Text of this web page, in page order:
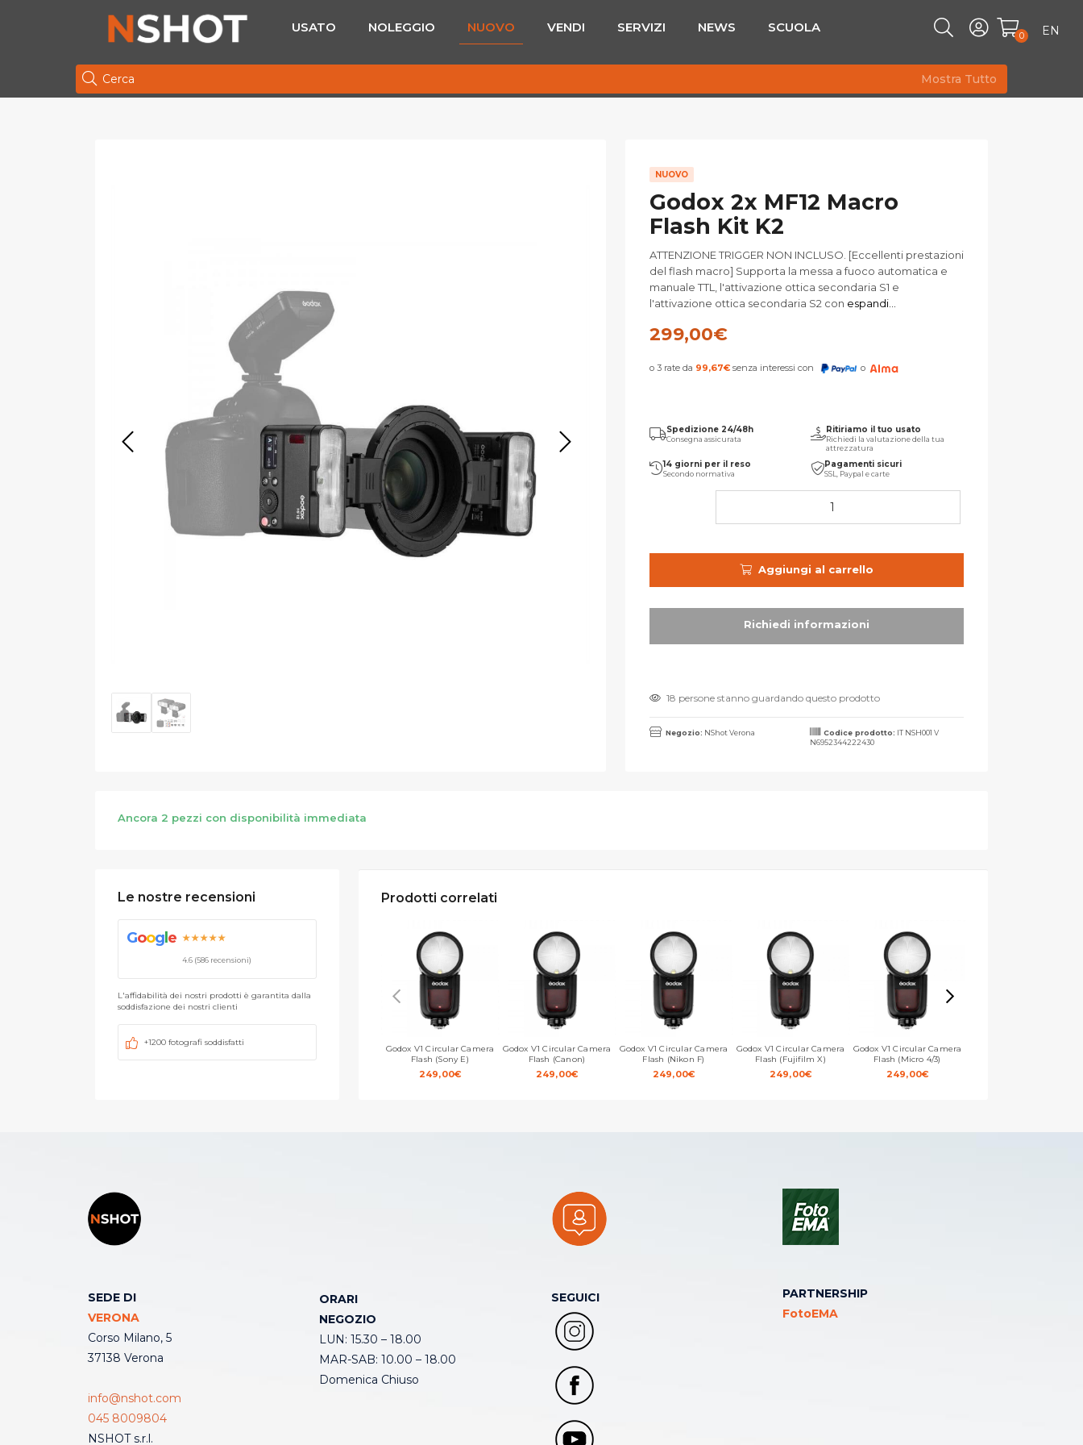
USATO NOLEGGIO NUOVO VENDI SERVIZI NEWS SCUOLA
0 EN
Mostra Tutto
NUOVO
Godox 2x MF12 Macro
Flash Kit K2
ATTENZIONE TRIGGER NON INCLUSO. [Eccellenti prestazioni
del flash macro] Supporta la messa a fuoco automatica e
manuale TTL, l'attivazione ottica secondaria S1 e
l'attivazione ottica secondaria S2 con espandi...
299,00€
o 3 rate da 99,67€ senza interessi con o
Spedizione 24/48h
Consegna assicurata
Ritiriamo il tuo usato
Richiedi la valutazione della tua
attrezzatura
14 giorni per il reso
Secondo normativa
Pagamenti sicuri
SSL, Paypal e carte
Aggiungi al carrello
18 persone stanno guardando questo prodotto
Negozio: NShot Verona Codice prodotto: IT NSH001 V
N6952344222430
Ancora 2 pezzi con disponibilità immediata
Le nostre recensioni
Googl e ★★★★★
4.6 (586 recensioni)
L'affidabilità dei nostri prodotti è garantita dalla
soddisfazione dei nostri clienti
+1200 fotografi soddisfatti
Prodotti correlati
Godox V1 Circular Camera
Flash (Sony E)
249,00€
Godox V1 Circular Camera
Flash (Canon)
249,00€
Godox V1 Circular Camera
Flash (Nikon F)
249,00€
Godox V1 Circular Camera
Flash (Fujifilm X)
249,00€
Godox V1 Circular Camera
Flash (Micro 4/3)
249,00€
SEDE DI
VERONA
Corso Milano, 5
37138 Verona
info@nshot.com
045 8009804
NSHOT s.r.l.
ORARI
NEGOZIO
LUN: 15.30 – 18.00
MAR-SAB: 10.00 – 18.00
Domenica Chiuso
SEGUICI
PARTNERSHIP
FotoEMA